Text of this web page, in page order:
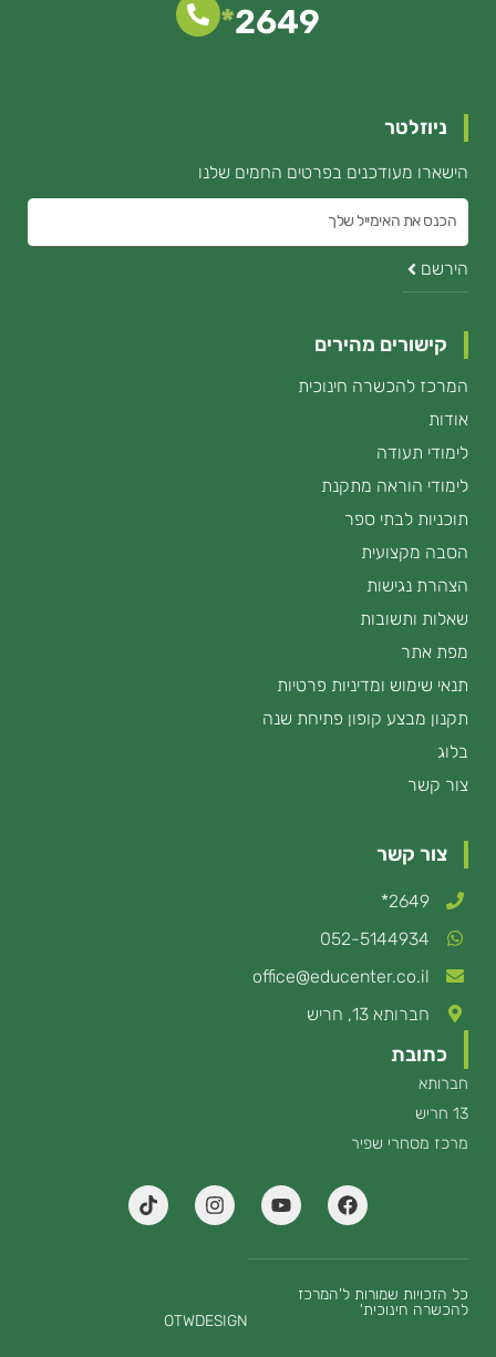
2649
*
קישורים מהירים
המרכז להכשרה חינוכית
אודות
לימודי תעודה
לימודי הוראה מתקנת
תוכניות לבתי ספר
הסבה מקצועית
הצהרת נגישות
שאלות ותשובות
מפת אתר
תנאי שימוש ומדיניות פרטיות
תקנון מבצע קופון פתיחת שנה
בלוג
צור קשר
צור קשר
2649*
052-5144934
office@educenter.co.il
חברותא 13, חריש
כתובת
חברותא
13 חריש
מרכז מסחרי שפיר
ניוזלטר
הישארו מעודכנים בפרטים החמים שלנו
את
האימייל
הירשם
F
a
e
o
Y
o
t
I
n
r
a
T
i
כל הזכויות שמורות ל'המרכז
להכשרה חינוכית'
OTWDESIGN